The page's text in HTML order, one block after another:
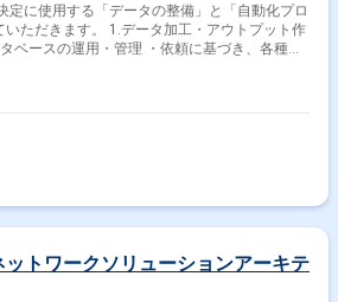
定に使用する「データの整備」と「自動化プロ
いただきます。 1.データ加工・アウトプット作
ベースの運用・管理 ・依頼に基づき、各種デ
ぎ・タスク整理 ・運用フローの最適化(デー
ットワークソリューションアーキテ